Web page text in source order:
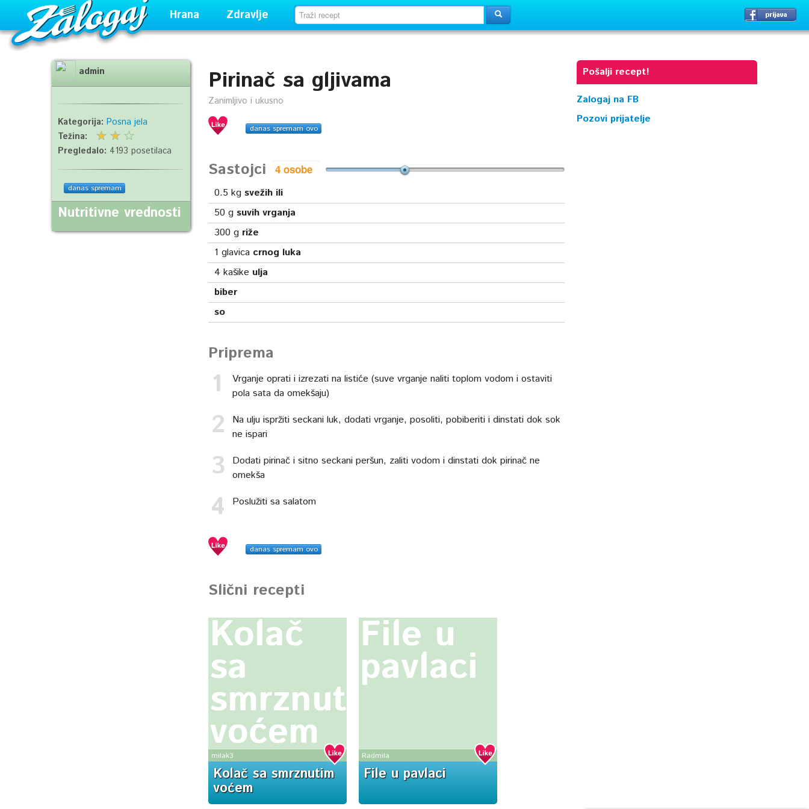
Hrana Zdravlje
Pirinač sa gljivama
Zanimljivo i ukusno
danas spremam ovo
Sastojci
0.5 kg svežih ili
50 g suvih vrganja
300 g riže
1 glavica crnog luka
4 kašike ulja
biber
so
Priprema
Vrganje oprati i izrezati na listiće (suve vrganje naliti toplom vodom i ostaviti
pola sata da omekšaju)
Na ulju ispržiti seckani luk, dodati vrganje, posoliti, pobiberiti i dinstati dok sok
ne ispari
Dodati pirinač i sitno seckani peršun, zaliti vodom i dinstati dok pirinač ne
omekša
Poslužiti sa salatom
danas spremam ovo
Slični recepti
Kolač
sa
smrznutim
voćem
milak3
Kolač sa smrznutim
voćem
File u
pavlaci
Radmila
File u pavlaci
admin
Kategorija: Posna jela
Težina:
Pregledalo: 4193 posetilaca
danas spremam
Nutritivne vrednosti
Pošalji recept!
Zalogaj na FB
Pozovi prijatelje